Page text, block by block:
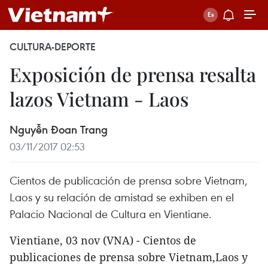
CULTURA-DEPORTE
Exposición de prensa resalta
lazos Vietnam - Laos
Nguyễn Đoan Trang
03/11/2017 02:53
Cientos de publicación de prensa sobre Vietnam,
Laos y su relación de amistad se exhiben en el
Palacio Nacional de Cultura en Vientiane.
Vientiane, 03 nov (VNA) - Cientos de
publicaciones de prensa sobre Vietnam,Laos y